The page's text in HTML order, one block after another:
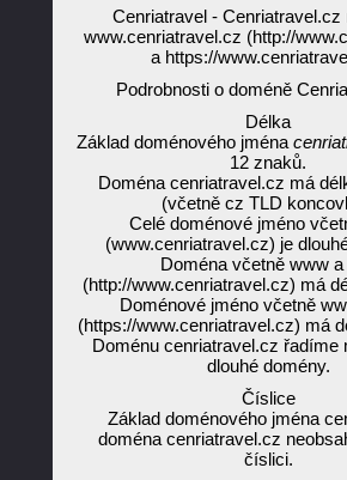
Cenriatravel - Cenriatravel.cz
www.cenriatravel.cz (http://
a https://
Podrobnosti o doméně
Délka
Základ doménového jména
12 znaků.
Doména cenriatravel.cz má
(včetně cz TLD
Celé doménové jméno
(www.cenriatravel.cz) je
Doména včetně www a
(http://www.cenriatravel.cz) má
Doménové jméno včetně
(https://www.cenriatravel.cz) má
Doménu cenriatravel.cz řadíme
dlouhé domény.
Číslice
Základ doménového jména
doména cenriatravel.cz
číslici.